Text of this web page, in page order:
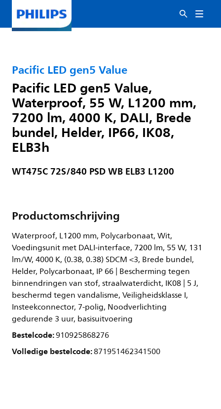
Pacific LED gen5 Value
Pacific LED gen5 Value,
Waterproof, 55 W, L1200 mm,
7200 lm, 4000 K, DALI, Brede
bundel, Helder, IP66, IK08,
ELB3h
WT475C 72S/840 PSD WB ELB3 L1200
Productomschrijving
Waterproof, L1200 mm, Polycarbonaat, Wit,
Voedingsunit met DALI-interface, 7200 lm, 55 W, 131
lm/W, 4000 K, (0.38, 0.38) SDCM <3, Brede bundel,
Helder, Polycarbonaat, IP 66 | Bescherming tegen
binnendringen van stof, straalwaterdicht, IK08 | 5 J,
beschermd tegen vandalisme, Veiligheidsklasse I,
Insteekconnector, 7-polig, Noodverlichting
gedurende 3 uur, basisuitvoering
Bestelcode:910925868276
Volledige bestelcode:871951462341500